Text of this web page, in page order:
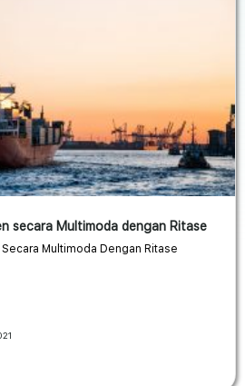
secara Multimoda dengan Ritase
Multimoda Dengan Ritase